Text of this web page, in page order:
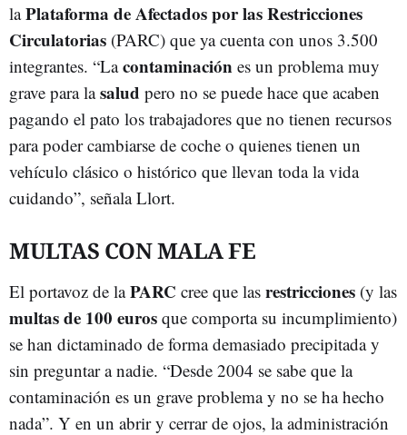
laPlataforma de Afectados por las Restricciones
Circulatorias (PARC) que ya cuenta con unos 3.500
integrantes. “Lacontaminación es un problema muy
grave para lasalud pero no se puede hace que acaben
pagando el pato los trabajadores que no tienen recursos
para poder cambiarse de coche o quienes tienen un
vehículo clásico o histórico que llevan toda la vida
cuidando”, señala Llort.
MULTAS CON MALA FE
El portavoz de laPARC cree que las restricciones (y las
multas de 100 euros que comporta su incumplimiento)
se han dictaminado de forma demasiado precipitada y
sin preguntar a nadie. “Desde 2004 se sabe que la
contaminación es un grave problema y no se ha hecho
nada”. Y en un abrir y cerrar de ojos, la administración